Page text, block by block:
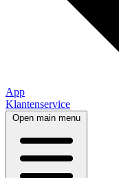
App
Klantenservice
Open main menu